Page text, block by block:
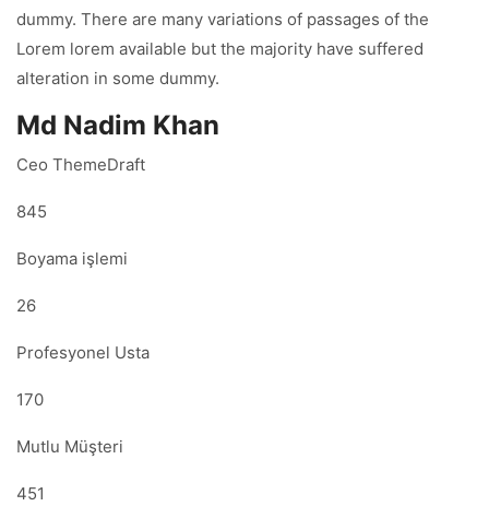
dummy. There are many variations of passages of the
Lorem lorem available but the majority have suffered
alteration in some dummy.
Md Nadim Khan
Ceo ThemeDraft
845
Boyama işlemi
26
Profesyonel Usta
170
Mutlu Müşteri
451